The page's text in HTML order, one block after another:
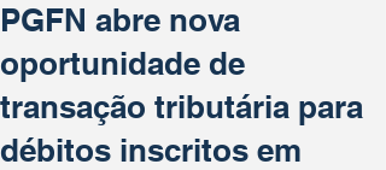
PGFN abre nova
oportunidade de
transação tributária para
débitos inscritos em